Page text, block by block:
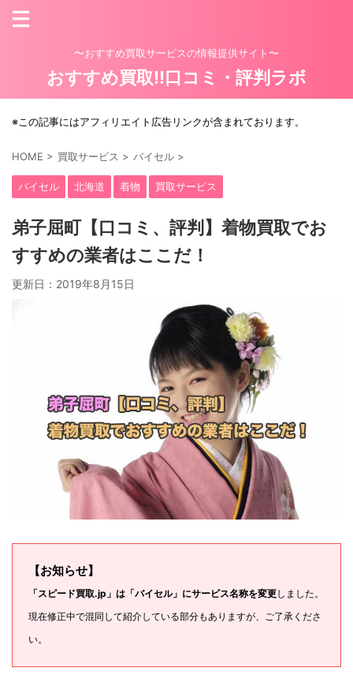
〜おすすめ買取サービスの情報提供サイト〜
おすすめ買取!!口コミ・評判ラボ
※この記事にはアフィリエイト広告リンクが含まれております。
HOME > 買取サービス > バイセル >
バイセル 北海道 着物 買取サービス
弟子屈町【口コミ、評判】着物買取でお
すすめの業者はここだ！
更新日： 2019年8月15日
【お知らせ】
「スピード買取.jp」は「バイセル」にサービス名称を変更しました。
現在修正中で混同して紹介している部分もありますが、ご了承くださ
い。